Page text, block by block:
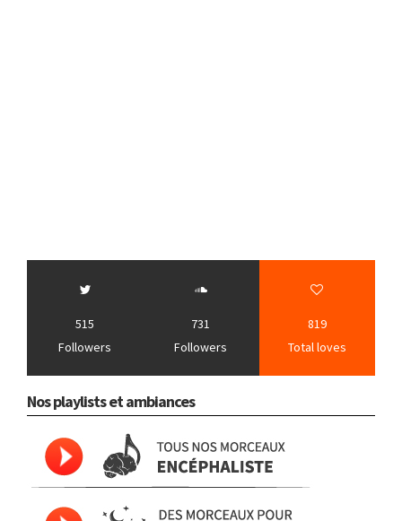
515
Followers
731
Followers
819
Total loves
Nos playlists et ambiances